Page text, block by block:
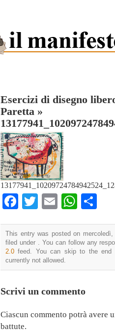
Esercizi di disegno
Paretta »
Facebook
TwitterEmail
This entry was posted on
filed under . You can follow any
2.0 feed. You can skip to the end
currently not allowed.
Scrivi un commento
Ciascun commento potrà avere
battute.